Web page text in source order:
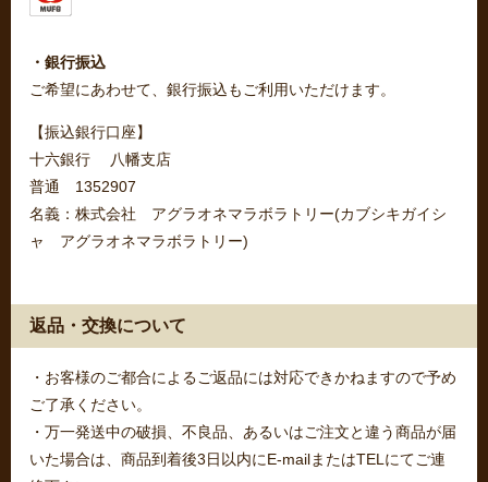
・銀行振込
ご希望にあわせて、銀行振込もご利用いただけます。
【振込銀行口座】
十六銀行 八幡支店
普通 1352907
名義：株式会社 アグラオネマラボラトリー(カブシキガイシ
ャ アグラオネマラボラトリー)
返品・交換について
・お客様のご都合によるご返品には対応できかねますので予め
ご了承ください。
・万一発送中の破損、不良品、あるいはご注文と違う商品が届
いた場合は、商品到着後3日以内にE-mailまたはTELにてご連